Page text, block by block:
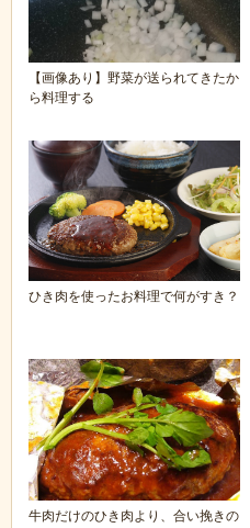
【画像あり】野菜が送られてきたか
ら料理する
ひき肉を使ったお料理で何がすき？
牛肉だけのひき肉より、合い挽きの